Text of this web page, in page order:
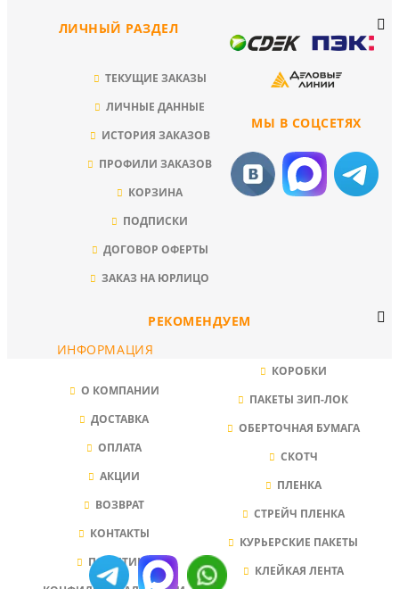
МЫ В СОЦСЕТЯХ
ЛИЧНЫЙ РАЗДЕЛ
ТЕКУЩИЕ ЗАКАЗЫ
ЛИЧНЫЕ ДАННЫЕ
ИСТОРИЯ ЗАКАЗОВ
ПРОФИЛИ ЗАКАЗОВ
КОРЗИНА
ПОДПИСКИ
ДОГОВОР ОФЕРТЫ
ЗАКАЗ НА ЮРЛИЦО
РЕКОМЕНДУЕМ
КОРОБКИ
ПАКЕТЫ ЗИП-ЛОК
ОБЕРТОЧНАЯ БУМАГА
СКОТЧ
ПЛЕНКА
СТРЕЙЧ ПЛЕНКА
КУРЬЕРСКИЕ ПАКЕТЫ
КЛЕЙКАЯ ЛЕНТА
ИНФОРМАЦИЯ
О КОМПАНИИ
ДОСТАВКА
ОПЛАТА
АКЦИИ
ВОЗВРАТ
КОНТАКТЫ
ПОЛИТИКА